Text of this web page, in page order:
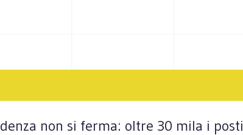
non si ferma: oltre 30 mila i posti